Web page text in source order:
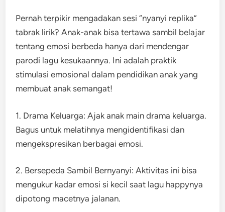
Pernah terpikir mengadakan sesi “nyanyi replika”
tabrak lirik? Anak-anak bisa tertawa sambil belajar
tentang emosi berbeda hanya dari mendengar
parodi lagu kesukaannya. Ini adalah praktik
stimulasi emosional dalam pendidikan anak yang
membuat anak semangat!
1. Drama Keluarga: Ajak anak main drama keluarga.
Bagus untuk melatihnya mengidentifikasi dan
mengekspresikan berbagai emosi.
2. Bersepeda Sambil Bernyanyi: Aktivitas ini bisa
mengukur kadar emosi si kecil saat lagu happynya
dipotong macetnya jalanan.